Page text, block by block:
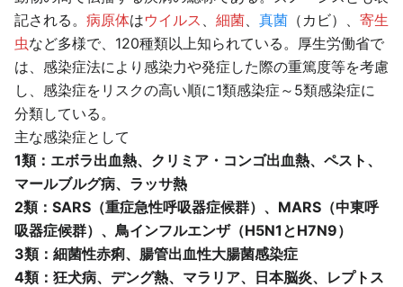
記される。 病原体はウイルス 、 細菌、 真菌 （カビ）、 寄生
虫など多様で、120種類以上知られている。厚生労働省で
は、感染症法により感染力や発症した際の重篤度等を考慮
し、感染症をリスクの高い順に1類感染症～5類感染症に
分類している。
主な感染症として
1類：エボラ出血熱、クリミア・コンゴ出血熱、ペスト、
マールブルグ病、ラッサ熱
2類：SARS（重症急性呼吸器症候群）、MARS（中東呼
吸器症候群）、鳥インフルエンザ（H5N1とH7N9）
3類：細菌性赤痢、腸管出血性大腸菌感染症
4類：狂犬病、デング熱、マラリア、日本脳炎、レプトス